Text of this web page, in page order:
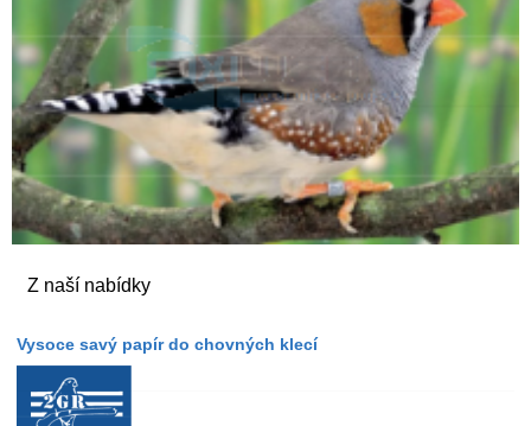
Z naší nabídky
Vysoce savý papír do chovných klecí